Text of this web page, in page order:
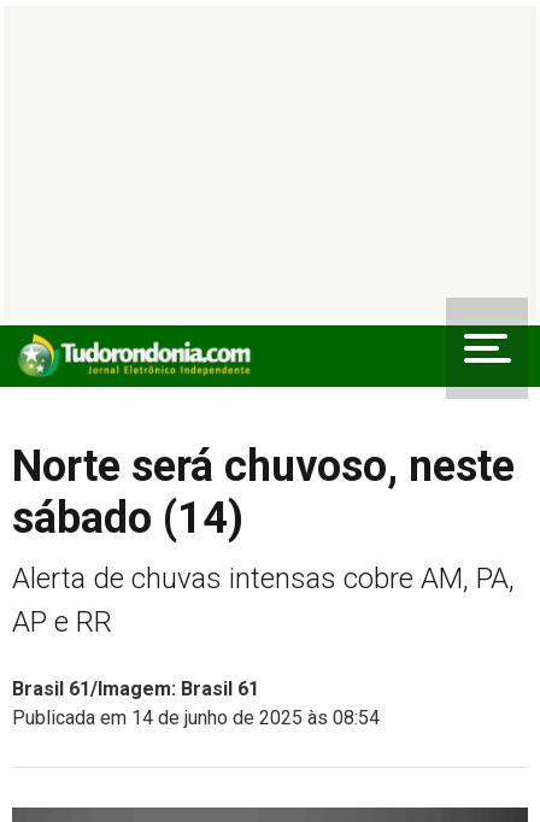
Norte será chuvoso, neste
sábado (14)
Alerta de chuvas intensas cobre AM, PA,
AP e RR
Brasil 61/Imagem: Brasil 61
Publicada em 14 de junho de 2025 às 08:54